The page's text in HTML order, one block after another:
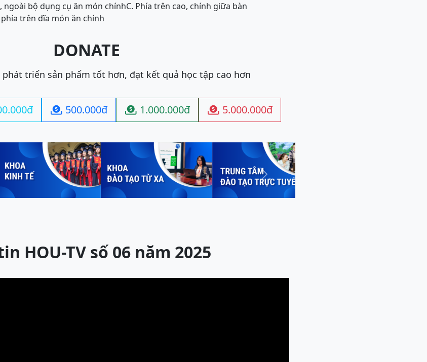
ngoài bộ dụng cụ ăn món chínhC. Phía trên cao, chính giữa bàn
trên dĩa món ăn chính
DONATE
triển sản phẩm tốt hơn, đạt kết quả học tập cao hơn
 500.000đ  1.000.000đ  5.000.000đ
Next
HOU-TV số 06 năm 2025